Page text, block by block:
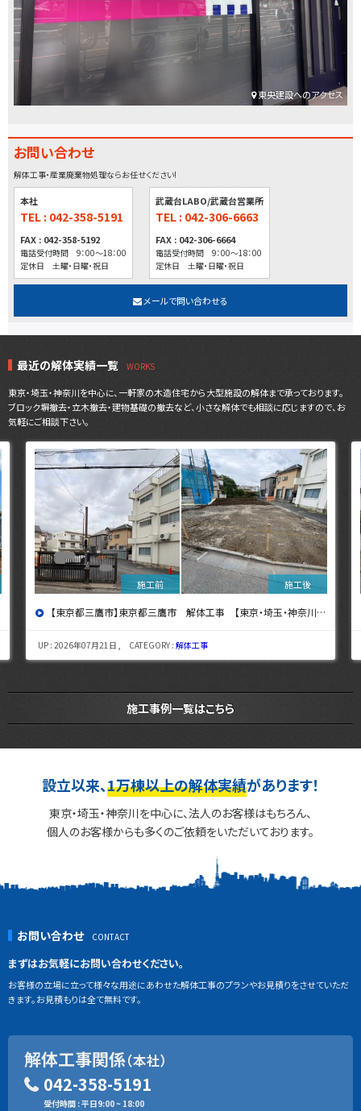
東央建設へのアクセス
お問い合わせ
解体工事・産業廃棄物処理ならお任せください!
本社
TEL : 042-358-5191
FAX : 042-358-5192
電話受付時間 9：00～18：00
定休日 土曜・日曜・祝日
武蔵台LABO/武蔵台営業所
TEL : 042-306-6663
FAX : 042-306-6664
電話受付時間 9：00～18：00
定休日 土曜・日曜・祝日
メールで問い合わせる
最近の解体実績一覧
東京・埼玉・神奈川を中心に、一軒家の木造住宅から大型施設の解体まで承っております。
ブロック塀撤去・立木撤去・建物基礎の撤去など、小さな解体でも相談に応じますので、お
気軽にご相談下さい。
【東京都三鷹市】東京都三鷹市 解体工事 【東京・埼玉・神奈川の解体工事なら東央建設へ】
UP : 2026年07月21日 , CATEGORY :解体工事
施工事例一覧はこちら
設立以来、1万棟以上の解体実績があります！
東京・埼玉・神奈川を中心に、法人のお客様はもちろん、
個人のお客様からも多くのご依頼をいただいております。
お問い合わせ
まずはお気軽にお問い合わせください。
お客様の立場に立って様々な用途にあわせた解体工事のプランやお見積りをさせていただ
きます。お見積もりは全て無料です。
解体工事関係（本社）
042-358-5191
受付時間 : 平日9:00 ~ 18:00